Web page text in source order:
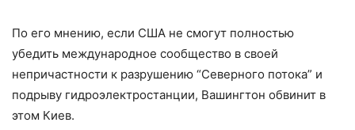
По его мнению, если США не смогут полностью
убедить международное сообщество в своей
непричастности к разрушению “Северного потока” и
подрыву гидроэлектростанции, Вашингтон обвинит в
этом Киев.